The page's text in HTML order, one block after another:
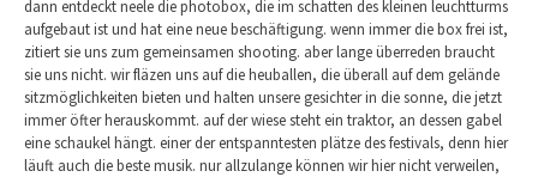
dann entdeckt neele die photobox, die im schatten des kleinen leuchtturms
aufgebaut ist und hat eine neue beschäftigung. wenn immer die box frei ist,
zitiert sie uns zum gemeinsamen shooting. aber lange überreden braucht
sie uns nicht. wir fläzen uns auf die heuballen, die überall auf dem gelände
sitzmöglichkeiten bieten und halten unsere gesichter in die sonne, die jetzt
immer öfter herauskommt. auf der wiese steht ein traktor, an dessen gabel
eine schaukel hängt. einer der entspanntesten plätze des festivals, denn hier
läuft auch die beste musik. nur allzulange können wir hier nicht verweilen,